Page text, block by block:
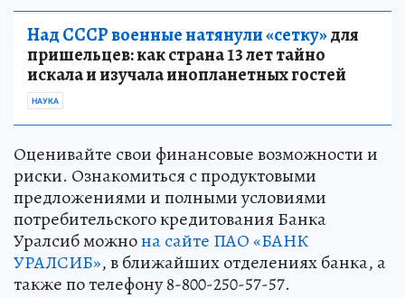
Над СССР военные натянули «сетку»для
пришельцев: как страна 13 лет тайно
искала и изучала инопланетных гостей
НАУКА
Оценивайте свои финансовые возможности и
риски. Ознакомиться с продуктовыми
предложениями и полными условиями
потребительского кредитования Банка
Уралсиб можнона сайте ПАО «БАНК
УРАЛСИБ», в ближайших отделениях банка, а
также по телефону 8-800-250-57-57.